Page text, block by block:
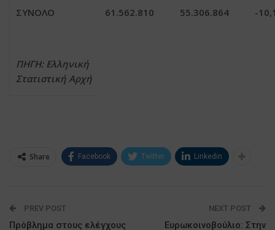
ΣΥΝΟΛΟ 61.562.810 55.306.864 -
ΠΗΓΗ: Ελληνική
Στατιστική Αρχή
Share Facebook Twitter Linkedin
PREV POST
Πρόβλημα στους ελέγχους
NEXT POST
Ευρωκοινοβούλιο: Στην